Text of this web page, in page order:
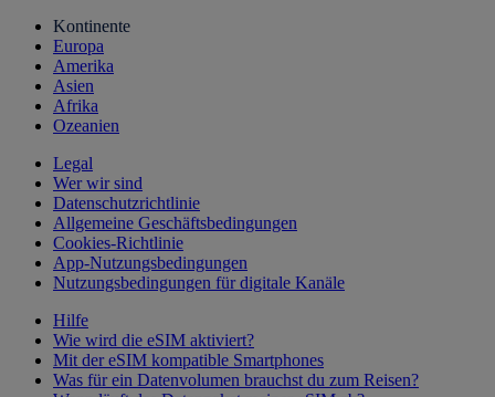
Kontinente
Europa
Amerika
Asien
Afrika
Ozeanien
Legal
Wer wir sind
Datenschutzrichtlinie
Allgemeine Geschäftsbedingungen
Cookies-Richtlinie
App-Nutzungsbedingungen
Nutzungsbedingungen für digitale Kanäle
Hilfe
Wie wird die eSIM aktiviert?
Mit der eSIM kompatible Smartphones
Was für ein Datenvolumen brauchst du zum Reisen?